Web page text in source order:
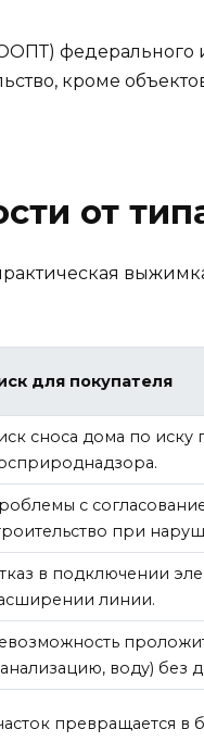
федерального
кроме
от
для покупателя
сноса дома по иску
с
при
в подключении
линии.
воду) без
превращается в